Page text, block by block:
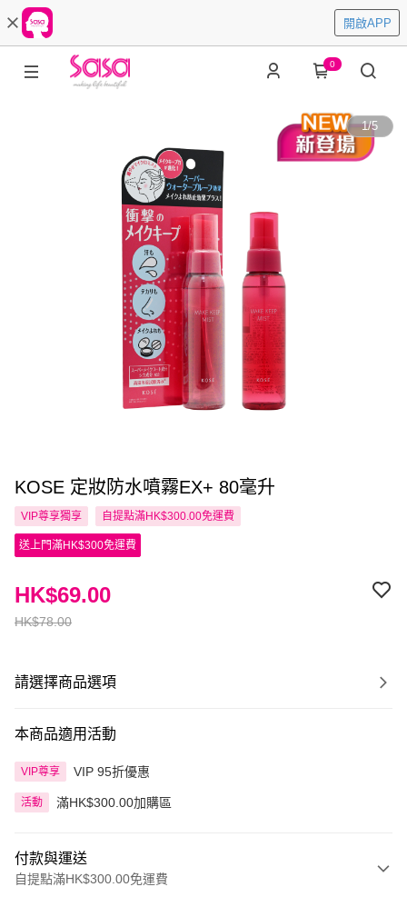
開啟APP
0
1/5
KOSE 定妝防水噴霧EX+ 80毫升
VIP尊享獨享 自提點滿HK$300.00免運費
送上門滿HK$300免運費
HK$78.00
HK$69.00
請選擇商品選項
本商品適用活動
VIP尊享 VIP 95折優惠
活動 滿HK$300.00加購區
付款與運送
自提點滿HK$300.00免運費